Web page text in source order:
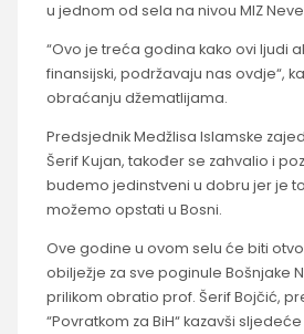
u jednom od sela na nivou MIZ
“Ovo je treća godina kako ovi ljudi
finansijski, podržavaju nas ovdje“,
obraćanju džematlijama.
Predsjednik Medžlisa Islamske
Šerif Kujan, također se zahvalio i
budemo jedinstveni u dobru jer je
možemo opstati u Bosni.
Ove godine u ovom selu će biti
obilježje za sve poginule Bošnjake
prilikom obratio prof. Šerif Bojčić,
“Povratkom za BiH“ kazavši